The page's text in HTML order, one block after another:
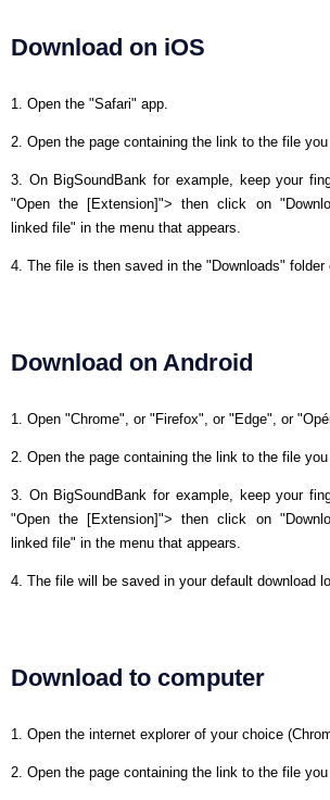
Download on iOS
1. Open the "Safari" app.
2. Open the page containing the link to the file you
3. On BigSoundBank for example, keep your
"Open the [Extension]"> then click on
linked file" in the menu that appears.
4. The file is then saved in the "Downloads" folder
Download on Android
1. Open "Chrome", or "Firefox", or "Edge", or
2. Open the page containing the link to the file you
3. On BigSoundBank for example, keep your
"Open the [Extension]"> then click on
linked file" in the menu that appears.
4. The file will be saved in your default download
Download to computer
1. Open the internet explorer of your choice
2. Open the page containing the link to the file you